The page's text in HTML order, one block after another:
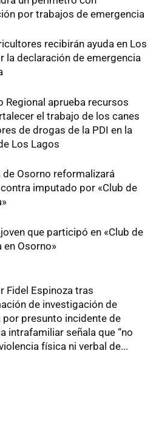
por trabajos de emergencia
recibirán ayuda en Los
la declaración de emergencia
Regional aprueba recursos
el trabajo de los canes
de drogas de la PDI en la
Los Lagos
de Osorno reformalizará
imputado por «Club de
que participó en «Club de
en Osorno»
Fidel Espinoza tras
de investigación de
por presunto incidente de
intrafamiliar señala que “no
física ni verbal de...